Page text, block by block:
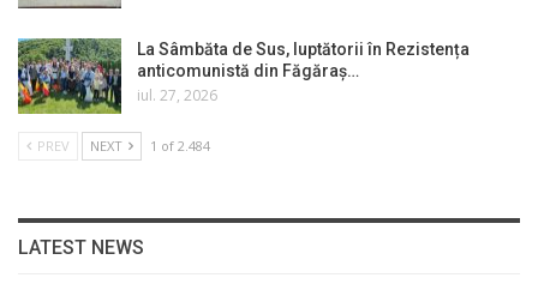
La Sâmbăta de Sus, luptătorii în Rezistența
anticomunistă din Făgăraș…
iul. 27, 2026
PREV NEXT 1 of 2.484
LATEST NEWS